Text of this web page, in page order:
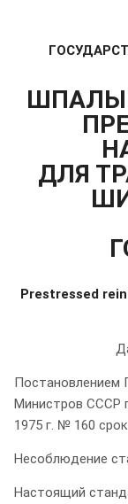
ШПАЛЫ
ДЛЯ
Prestressed
Постановлением
Министров СССР
1975 г. № 160
Несоблюдение
Настоящий